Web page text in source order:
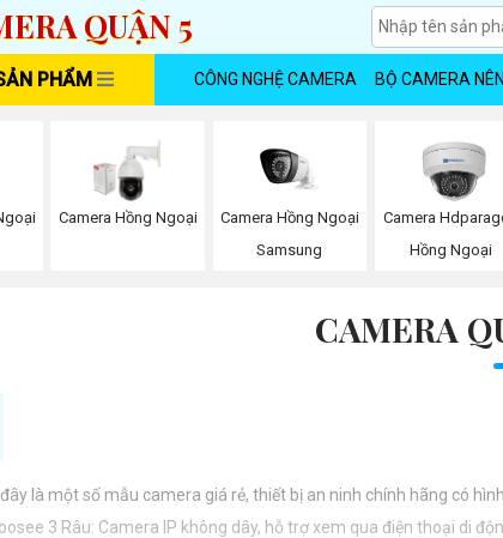
QUẬN 5
PHẨM CÔNG NGHỆ CAMERA BỘ CAMERA
Camera Hồng Ngoại
Camera Hồng Ngoại
Samsung
Camera
Hồng Ngoại
CAMERA
là một số mẫu camera giá rẻ, thiết bị an ninh chính hãng có
3 Râu: Camera IP không dây, hỗ trợ xem qua điện thoại di